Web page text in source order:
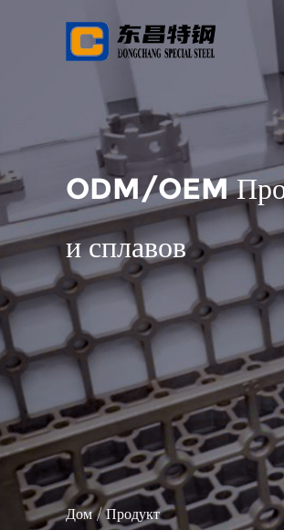
ODM/OEM
и сплавов
Дом/Продукт